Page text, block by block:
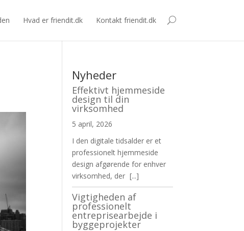
Hvad er friendit.dk Kontakt friendit.dk
Nyheder
Effektivt hjemmeside
design til din
virksomhed
5 april, 2026
I den digitale tidsalder er et
professionelt hjemmeside
design afgørende for enhver
virksomhed, der [...]
Vigtigheden af
professionelt
entreprisearbejde i
byggeprojekter